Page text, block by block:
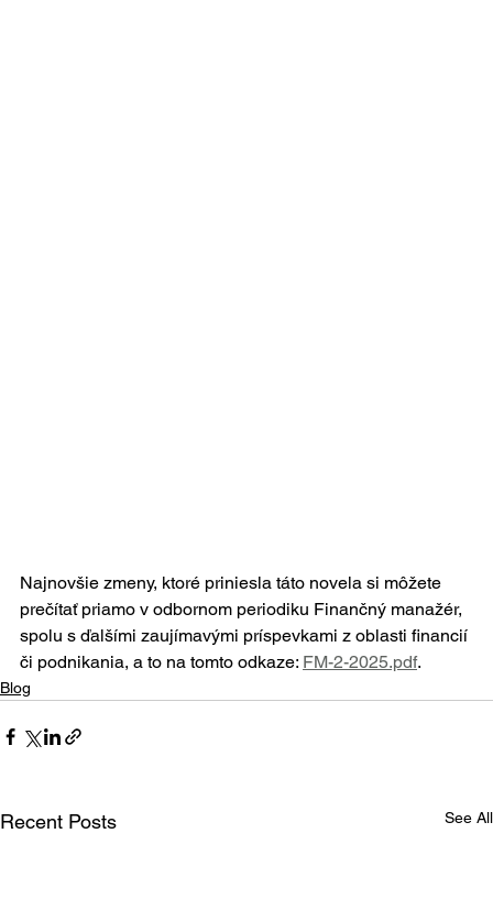
Najnovšie zmeny, ktoré priniesla táto novela si môžete
prečítať priamo v odbornom periodiku Finančný manažér,
spolu s ďalšími zaujímavými príspevkami z oblasti financií
či podnikania, a to na tomto odkaze: FM-2-2025.pdf.
Blog
Recent Posts See All